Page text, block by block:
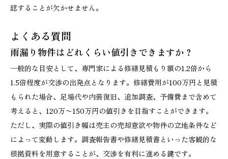
認することが欠かせません。
よくある質問
雨漏り物件はどれくらい値引きできますか？
一般的な目安として、専門家による修繕見積もり額の1.2倍から
1.5倍程度が交渉の出発点となります。修繕費用が100万円と見積
もられた場合、足場代や内装復旧、追加調査、予備費まで含めて
考えると、120万〜150万円の値引きを目指すことができます。
ただし、実際の値引き幅は売主の売却意欲や物件の立地条件など
によって変動します。調査報告書や修繕見積書といった客観的な
根拠資料を用意することが、交渉を有利に進める鍵です。